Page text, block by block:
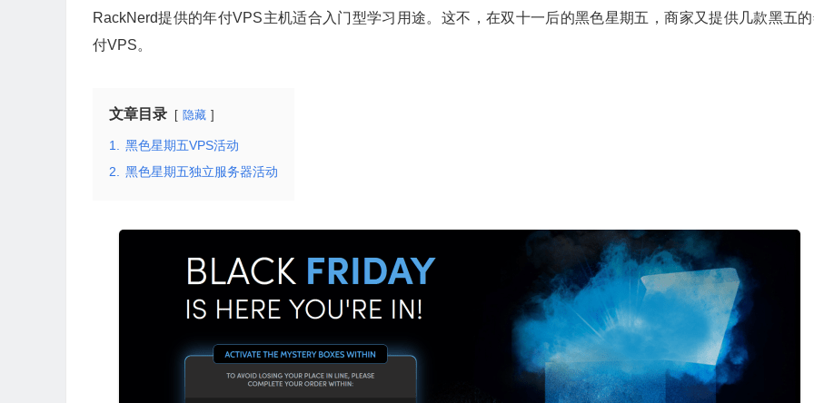
RackNerd提供的年付VPS主机适合入门型学习用途。这不，在双十一后的黑色星期五，商家又提供几款黑五
付VPS。
文章目录 隐藏
1. 黑色星期五VPS活动
2. 黑色星期五独立服务器活动